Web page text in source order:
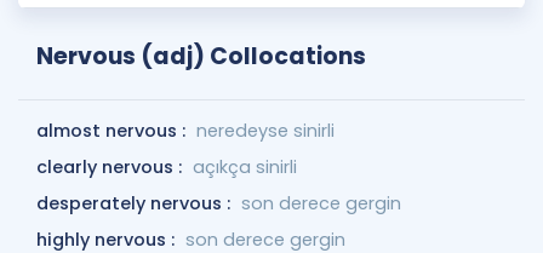
Nervous (adj) Collocations
almost nervous : neredeyse sinirli
clearly nervous : açıkça sinirli
desperately nervous : son derece gergin
highly nervous : son derece gergin